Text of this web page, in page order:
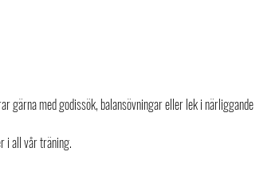
gärna med godissök, balansövningar eller lek i närliggande
i all vår träning.